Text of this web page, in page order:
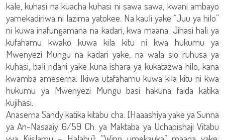
kale, kuhasi na kuacha kuhasi ni sawa sawa, kwani ambayo
yamekadiriwa ni lazima yatokee. Na kauli yake “Juu ya hilo”
ni kuwa inafungamana na kadari, kwa maana: Jihasi hali ya
kufahamu kwako kuwa kila kitu ni kwa hukumu ya
Mwenyezi Mungu na kadari yake, na wala sio ruhusa ya
kuhasi, bali ndani yake kuna ishara ya kukatazwa hilo, kana
kwamba amesema: Ikiwa utafahamu kuwa kila kitu ni kwa
hukumu ya Mwenyezi Mungu basi hakuna faida katika
kujihasi.
Anasema Sandy katika kitabu cha: [Haaashiya yake ya Sunna
ya An-Nasaaiy 6/59 Ch. ya Maktaba ya Uchapishaji Vitabu